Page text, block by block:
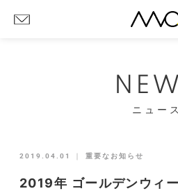
ニュース
2019.04.01 ｜ 重要なお知らせ
2019年 ゴールデンウィ